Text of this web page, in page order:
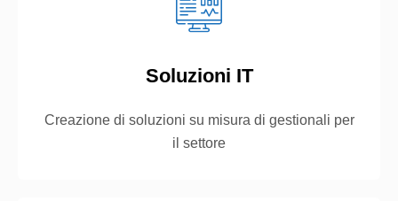
Soluzioni IT
Creazione di soluzioni su misura di gestionali per
il settore